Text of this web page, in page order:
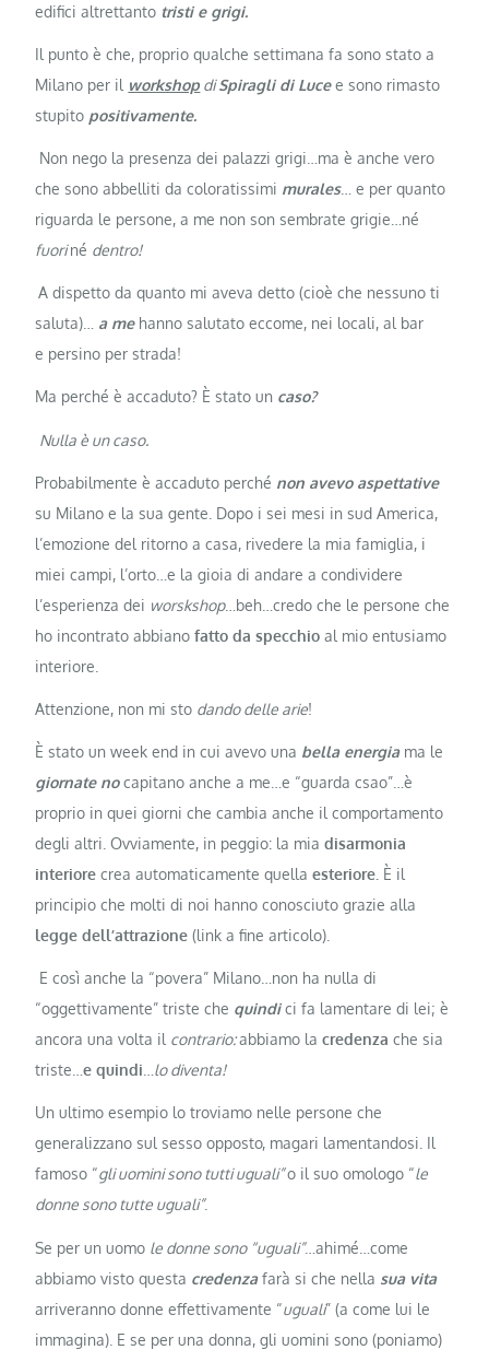
edifici altrettanto tristi e grigi.
Il punto è che, proprio qualche settimana fa sono stato a
Milano per il workshop diSpiragli di Lucee sono rimasto
stupito positivamente.
Non nego la presenza dei palazzi grigi…ma è anche vero
che sono abbelliti da coloratissimi murales… e per quanto
riguarda le persone, a me non son sembrate grigie…né
fuoriné dentro!
A dispetto da quanto mi aveva detto (cioè che nessuno ti
saluta)…
a me hanno salutato eccome, nei locali, al bar
e persino per strada!
Ma perché è accaduto? È stato un caso?
Nulla è un caso.
Probabilmente è accaduto perché non avevo aspettative
su Milano e la sua gente. Dopo i sei mesi in sud America,
l’emozione del ritorno a casa, rivedere la mia famiglia, i
miei campi, l’orto…e la gioia di andare a condividere
l’esperienza dei worskshop…beh…credo che le persone che
ho incontrato abbianofatto da specchioal mio entusiamo
interiore.
Attenzione, non mi sto dando delle arie!
È stato un week end in cui avevo una bella energiama le
giornate nocapitano anche a me…e “guarda csao”…è
proprio in quei giorni che cambia anche il comportamento
degli altri. Ovviamente, in peggio: la miadisarmonia
interiorecrea automaticamente quellaesteriore. È il
principio che molti di noi hanno conosciuto grazie alla
legge dell’attrazione(link a fine articolo).
E così anche la “povera” Milano…non ha nulla di
“oggettivamente” triste che quindici fa lamentare di lei; è
ancora una volta il contrario:abbiamo lacredenzache sia
triste…e quindi lo diventa!
Un ultimo esempio lo troviamo nelle persone che
generalizzano sul sesso opposto, magari lamentandosi. Il
famoso “gli uomini sono tutti uguali”o il suo omologo “le
donne sono tutte uguali”.
Se per un uomo le donne sono “uguali”…ahimé…come
abbiamo visto questa credenzafarà si che nella sua vita
arriveranno donne effettivamente “uguali” (a come lui le
immagina). E se per una donna, gli uomini sono (poniamo)